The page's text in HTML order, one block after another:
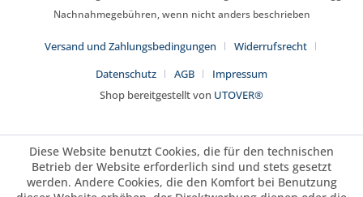
Nachnahmegebühren, wenn nicht anders beschrieben
Versand und Zahlungsbedingungen
Widerrufsrecht
Datenschutz
AGB
Impressum
Shop bereitgestellt von UTOVER®
Diese Website benutzt Cookies, die für den technischen
Betrieb der Website erforderlich sind und stets gesetzt
werden. Andere Cookies, die den Komfort bei Benutzung